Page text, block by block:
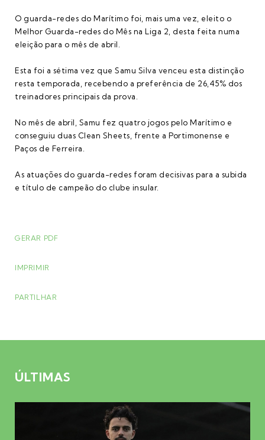
O guarda-redes do Marítimo foi, mais uma vez, eleito o
Melhor Guarda-redes do Mês na Liga 2, desta feita numa
eleição para o mês de abril.
Esta foi a sétima vez que Samu Silva venceu esta distinção
resta temporada, recebendo a preferência de 26,45% dos
treinadores principais da prova.
No mês de abril, Samu fez quatro jogos pelo Marítimo e
conseguiu duas Clean Sheets, frente a Portimonense e
Paços de Ferreira.
As atuações do guarda-redes foram decisivas para a subida
e título de campeão do clube insular.
GERAR PDF
IMPRIMIR
PARTILHAR
ÚLTIMAS